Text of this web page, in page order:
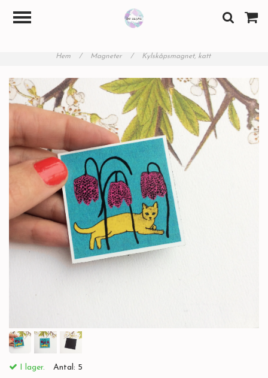
Hem / Magneter / Kylskåpsmagnet, katt
I lager. Antal: 5